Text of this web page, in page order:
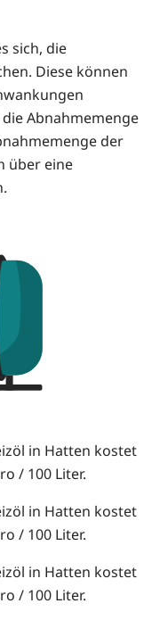
sich, die
Diese können
Abnahmemenge
der
über eine
in Hatten kostet
/ 100 Liter.
in Hatten kostet
/ 100 Liter.
in Hatten kostet
/ 100 Liter.